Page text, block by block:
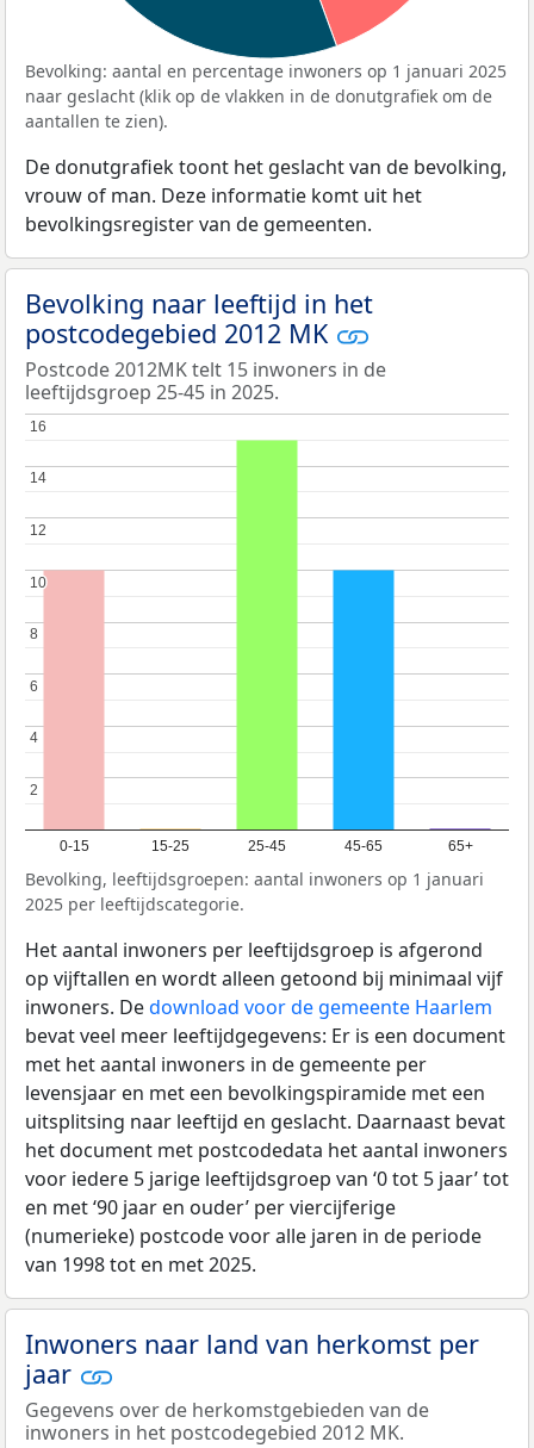
Bevolking: aantal en percentage inwoners op 1 januari 2025
naar geslacht (klik op de vlakken in de donutgrafiek om de
aantallen te zien).
De donutgrafiek toont het geslacht van de bevolking,
vrouw of man. Deze informatie komt uit het
bevolkingsregister van de gemeenten.
Bevolking naar leeftijd in het
postcodegebied 2012 MK
Postcode 2012MK telt 15 inwoners in de
leeftijdsgroep 25-45 in 2025.
0-15 15-25 25-45 45-65 65+
2
2
4
4
6
6
8
8
10
10
12
12
14
14
16
16
Bevolking, leeftijdsgroepen: aantal inwoners op 1 januari
2025 per leeftijdscategorie.
Het aantal inwoners per leeftijdsgroep is afgerond
op vijftallen en wordt alleen getoond bij minimaal vijf
inwoners. Dedownload voor de gemeente Haarlem
bevat veel meer leeftijdgegevens: Er is een document
met het aantal inwoners in de gemeente per
levensjaar en met een bevolkingspiramide met een
uitsplitsing naar leeftijd en geslacht. Daarnaast bevat
het document met postcodedata het aantal inwoners
voor iedere 5 jarige leeftijdsgroep van ‘0 tot 5 jaar’ tot
en met ‘90 jaar en ouder’ per viercijferige
(numerieke) postcode voor alle jaren in de periode
van 1998 tot en met 2025.
Inwoners naar land van herkomst per
jaar
Gegevens over de herkomstgebieden van de
inwoners in het postcodegebied 2012 MK.